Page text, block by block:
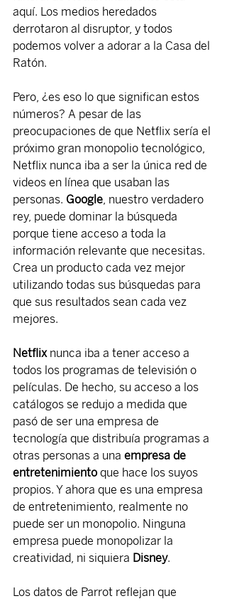
aquí. Los medios heredados
derrotaron al disruptor, y todos
podemos volver a adorar a la Casa del
Ratón.
Pero, ¿es eso lo que significan estos
números? A pesar de las
preocupaciones de que Netflix sería el
próximo gran monopolio tecnológico,
Netflix nunca iba a ser la única red de
videos en línea que usaban las
personas. Google, nuestro verdadero
rey, puede dominar la búsqueda
porque tiene acceso a toda la
información relevante que necesitas.
Crea un producto cada vez mejor
utilizando todas sus búsquedas para
que sus resultados sean cada vez
mejores.
Netflix nunca iba a tener acceso a
todos los programas de televisión o
películas. De hecho, su acceso a los
catálogos se redujo a medida que
pasó de ser una empresa de
tecnología que distribuía programas a
otras personas a una empresa de
entretenimiento que hace los suyos
propios. Y ahora que es una empresa
de entretenimiento, realmente no
puede ser un monopolio. Ninguna
empresa puede monopolizar la
creatividad, ni siquiera Disney.
Los datos de Parrot reflejan que